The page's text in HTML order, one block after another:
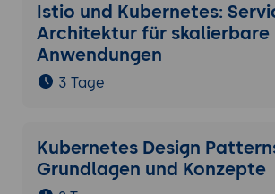
Istio und Kubernetes:
Architektur für skalierbare
Anwendungen
3 Tage
Kubernetes Design
Grundlagen und Konzepte